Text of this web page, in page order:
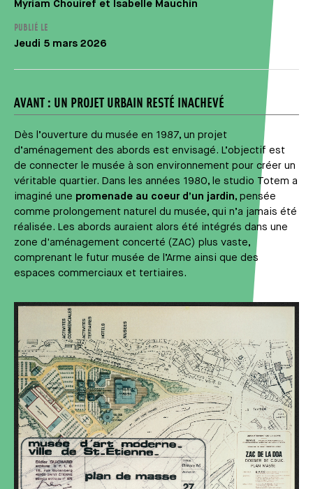
Auteur
Myriam Chouiref et Isabelle Mauchin
PUBLIÉ LE
Jeudi 5 mars 2026
AVANT : UN PROJET URBAIN RESTÉ INACHEVÉ
Dès l’ouverture du musée en 1987, un projet
d’aménagement des abords est envisagé. L’objectif est
de connecter le musée à son environnement pour créer un
véritable quartier. Dans les années 1980, le studio Totem a
imaginé une promenade au coeur d’un jardin, pensée
comme prolongement naturel du musée, qui n’a jamais été
réalisée. Les abords auraient alors été intégrés dans une
zone d'aménagement concerté (ZAC) plus vaste,
comprenant le futur musée de l’Arme ainsi que des
espaces commerciaux et tertiaires.
Média